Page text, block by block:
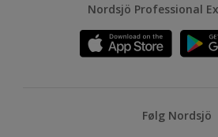
Nordsjö Professional
Følg Nordsjö